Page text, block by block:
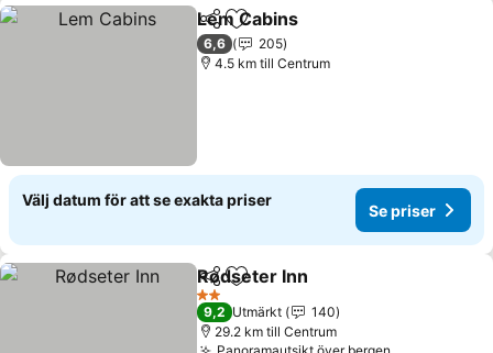
Dela Lägg till i Mina Favoriter
Lem Cabins
6,6
205
4.5 km till Centrum
Välj datum för att se exakta priser
Se priser
Dela Lägg till i Mina Favoriter
Rødseter Inn
2 Stjärnor
9,2 Utmärkt
140
29.2 km till Centrum